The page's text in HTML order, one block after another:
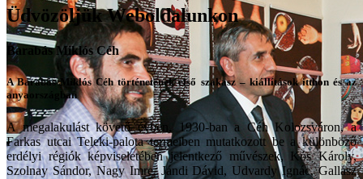
Üdvözöljük Weboldalunkon
Barabás Miklós Céh
A Barabás Miklós Céh történetének első szakasz – kiállítások itthon és az
anyaországban
A megalakulást követő évben, 1930-ban a Céh Kolozsváron, a
Farkas utcai Teleki-palota termeiben mutatkozott be a különböző
erdélyi régiók képviseletében jelentkező művészek, Kós Károly,
Szolnay Sándor, Nagy Imre, Jándi Dávid, Udvardy Ignác, Gallasz